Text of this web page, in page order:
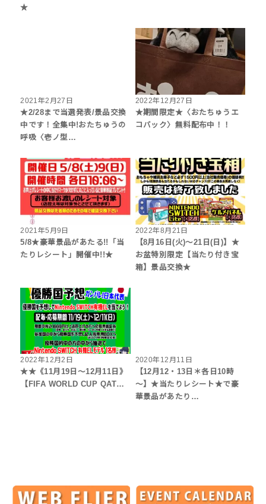
★
2021年2月27日
★2/28まで当選発表/景品交換
中です！全集中!おたちゅうの
呼吸〈壱ノ型…
2022年12月27日
★期間限定★〈おたちゅうエ
コバック〉無料配布中！！
2021年5月9日
5/8★豪華景品があたる!!「当
たりレシート」開催中!!★
2022年8月21日
【8月16日(火)～21日(日)】★
お盆特別限定【当たり付き宝
箱】景品交換★
2022年12月2日
★★《11月19日～12月11日》
【FIFA WORLD CUP QAT…
2020年12月11日
【12月12・13日＊各日10時
～】★当たりレシート★で豪
華景品があたり…